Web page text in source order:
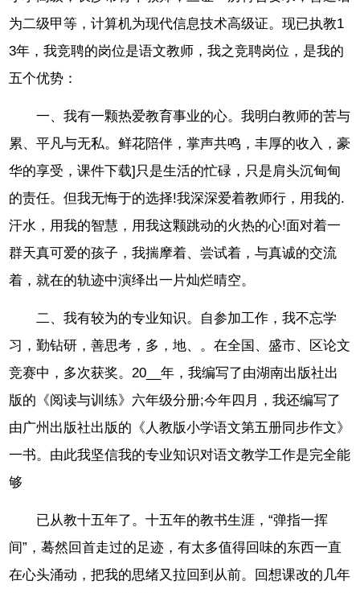
为二级甲等，计算机为现代信息技术高级证。现已执教1
3年，我竞聘的岗位是语文教师，我之竞聘岗位，是我的
五个优势：
一、我有一颗热爱教育事业的心。我明白教师的苦与
累、平凡与无私。鲜花陪伴，掌声共鸣，丰厚的收入，豪
华的享受，课件下载]只是生活的忙碌，只是肩头沉甸甸
的责任。但我无悔于的选择!我深深爱着教师行，用我的.
汗水，用我的智慧，用我这颗跳动的火热的心!面对着一
群天真可爱的孩子，我揣摩着、尝试着，与真诚的交流
着，就在的轨迹中演绎出一片灿烂晴空。
二、我有较为的专业知识。自参加工作，我不忘学
习，勤钻研，善思考，多，地、。在全国、盛市、区论文
竞赛中，多次获奖。20__年，我编写了由湖南出版社出
版的《阅读与训练》六年级分册;今年四月，我还编写了
由广州出版社出版的《人教版小学语文第五册同步作文》
一书。由此我坚信我的专业知识对语文教学工作是完全能
够
已从教十五年了。十五年的教书生涯，“弹指一挥
间”，蓦然回首走过的足迹，有太多值得回味的东西一直
在心头涌动，把我的思绪又拉回到从前。回想课改的几年